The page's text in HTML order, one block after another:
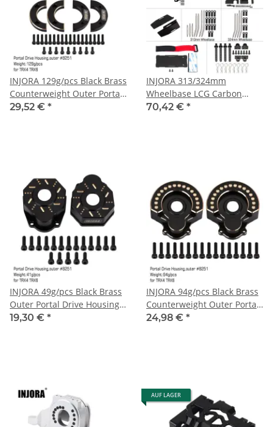
INJORA 129g/pcs Black Brass
Counterweight Outer Portal
Drive Housing #8251 For
29,52 € *
INJORA 313/324mm
Wheelbase LCG Carbon
Fiber Chassis Kit Frame
70,42 € *
INJORA 49g/pcs Black Brass
Outer Portal Drive Housing
#8251 For TRX-4 TRX-6
19,30 € *
INJORA 94g/pcs Black Brass
Counterweight Outer Portal
Drive Housing #8251 For
24,98 € *
AUF LAGER